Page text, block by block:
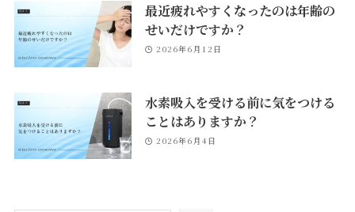
最近疲れやすくなったのは年齢の
せいだけですか？
2026年6月12日
水素吸入を受ける前に気をつける
ことはありますか？
2026年6月4日